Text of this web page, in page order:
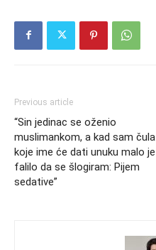
Previous article
“Sin jedinac se oženio
muslimankom, a kad sam čula
koje ime će dati unuku malo je
falilo da se šlogiram: Pijem
sedative”